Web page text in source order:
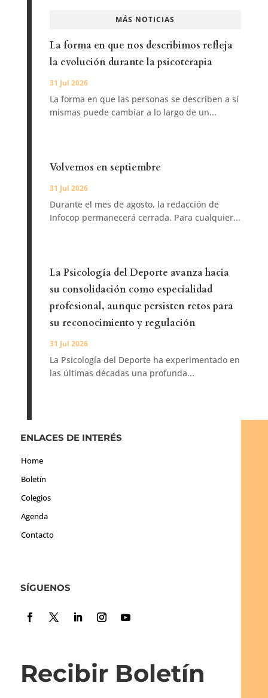
MÁS NOTICIAS
La forma en que nos describimos refleja
la evolución durante la psicoterapia
31 Jul 2026
La forma en que las personas se describen a sí
mismas puede cambiar a lo largo de un...
Volvemos en septiembre
31 Jul 2026
Durante el mes de agosto, la redacción de
Infocop permanecerá cerrada. Para cualquier...
La Psicología del Deporte avanza hacia
su consolidación como especialidad
profesional, aunque persisten retos para
su reconocimiento y regulación
31 Jul 2026
La Psicología del Deporte ha experimentado en
las últimas décadas una profunda...
ENLACES DE INTERÉS
Home
Boletín
Colegios
Agenda
Contacto
SÍGUENOS
Recibir Boletín